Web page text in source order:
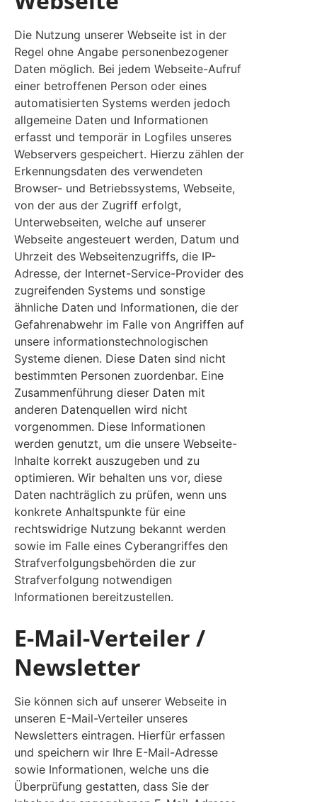
Die Nutzung unserer Webseite ist in der
Regel ohne Angabe personenbezogener
Daten möglich. Bei jedem Webseite-Aufruf
einer betroffenen Person oder eines
automatisierten Systems werden jedoch
allgemeine Daten und Informationen
erfasst und temporär in Logfiles unseres
Webservers gespeichert. Hierzu zählen der
Erkennungsdaten des verwendeten
Browser- und Betriebssystems, Webseite,
von der aus der Zugriff erfolgt,
Unterwebseiten, welche auf unserer
Webseite angesteuert werden, Datum und
Uhrzeit des Webseitenzugriffs, die IP-
Adresse, der Internet-Service-Provider des
zugreifenden Systems und sonstige
ähnliche Daten und Informationen, die der
Gefahrenabwehr im Falle von Angriffen auf
unsere informationstechnologischen
Systeme dienen. Diese Daten sind nicht
bestimmten Personen zuordenbar. Eine
Zusammenführung dieser Daten mit
anderen Datenquellen wird nicht
vorgenommen. Diese Informationen
werden genutzt, um die unsere Webseite-
Inhalte korrekt auszugeben und zu
optimieren. Wir behalten uns vor, diese
Daten nachträglich zu prüfen, wenn uns
konkrete Anhaltspunkte für eine
rechtswidrige Nutzung bekannt werden
sowie im Falle eines Cyberangriffes den
Strafverfolgungsbehörden die zur
Strafverfolgung notwendigen
Informationen bereitzustellen.
E-Mail-Verteiler /
Newsletter
Sie können sich auf unserer Webseite in
unseren E-Mail-Verteiler unseres
Newsletters eintragen. Hierfür erfassen
und speichern wir Ihre E-Mail-Adresse
sowie Informationen, welche uns die
Überprüfung gestatten, dass Sie der